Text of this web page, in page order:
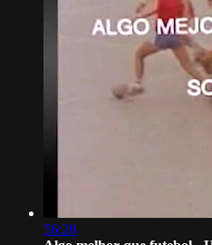
56:20